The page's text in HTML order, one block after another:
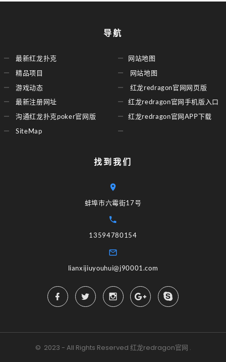
导航
最新红龙扑克
精品项目
游戏动态
最新注册网址
沟通红龙扑克poker官网版
SiteMap
网站地图
网站地图
红龙redragon官网网页版
红龙redragon官网手机版入口
红龙redragon官网APP下载
找到我们
蚌埠市六霉街17号
13594780154
lianxijiuyouhui@j90001.com
© 2023 - All Rights Reserved 红龙redragon官网 .